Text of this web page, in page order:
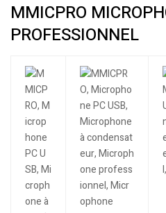
MMICPRO
PROFESSIONNEL